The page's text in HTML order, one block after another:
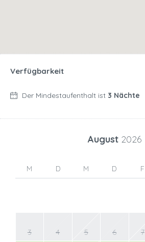
Verfügbarkeit
Der Mindestaufenthalt ist 3 Nächte
August 2026
M D M D F
3 4 5 6 7